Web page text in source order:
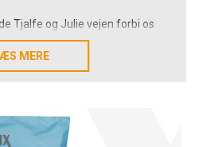
Tjalfe og Julie vejen forbi os
frem mod
få et nærmere indblik i danske
MERE
MERE